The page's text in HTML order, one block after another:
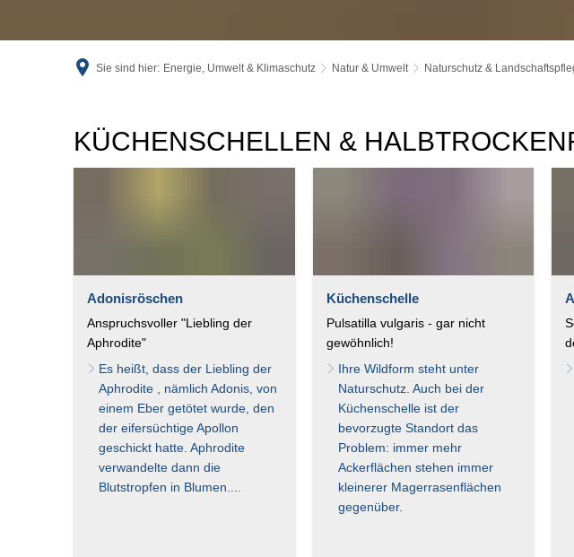
Sie sind hier: Energie, Umwelt & Klimaschutz Natur & Umwelt Naturschutz &
Küchenschellen
Halbtrockenrasen
KÜCHENSCHELLEN &
Adonisröschen
Anspruchsvoller "Liebling der
Aphrodite"
Es heißt, dass der Liebling der
Aphrodite , nämlich Adonis, von
einem Eber getötet wurde, den
der eifersüchtige Apollon
geschickt hatte. Aphrodite
verwandelte dann die
Blutstropfen in Blumen....
Küchenschelle
Pulsatilla vulgaris - gar nicht
gewöhnlich!
Ihre Wildform steht unter
Naturschutz. Auch bei der
Küchenschelle ist der
bevorzugte Standort das
Problem: immer mehr
Ackerflächen stehen immer
kleinerer Magerrasenflächen
gegenüber.